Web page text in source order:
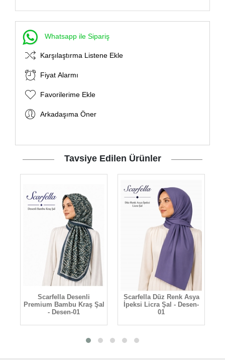
Whatsapp ile Sipariş
Karşılaştırma Listene Ekle
Fiyat Alarmı
Favorilerime Ekle
Arkadaşıma Öner
Tavsiye Edilen Ürünler
Scarfella Desenli
Premium Bambu Kraş Şal
- Desen-01
Scarfella Düz Renk Asya
İpeksi Licra Şal - Desen-
01